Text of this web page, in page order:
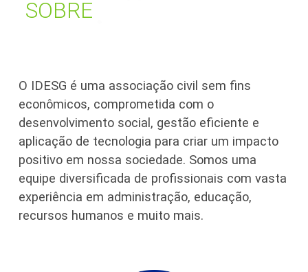
SOBRE
O IDESG é uma associação civil sem fins
econômicos, comprometida com o
desenvolvimento social, gestão eficiente e
aplicação de tecnologia para criar um impacto
positivo em nossa sociedade. Somos uma
equipe diversificada de profissionais com vasta
experiência em administração, educação,
recursos humanos e muito mais.